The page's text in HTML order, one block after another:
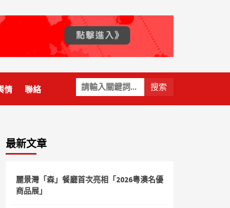
關
鍵
字:
情 聯絡
最新文章
麗景灣「森」餐廳首次亮相「2026粵澳名優
商品展」